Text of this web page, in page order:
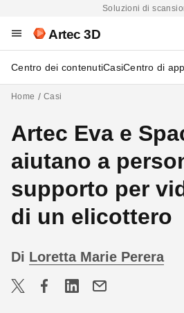
Soluzioni di
Artec 3D
Centro dei contenutiCasiCentro di
Home Casi
Artec Eva e
aiutano a
supporto per
di un elicottero
Di Loretta Marie Perera